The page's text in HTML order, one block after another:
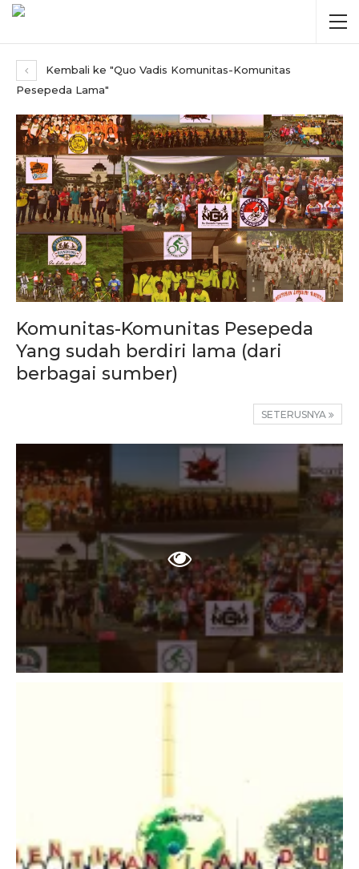
Kembali ke "Quo Vadis Komunitas-Komunitas
Pesepeda Lama"
Komunitas-Komunitas Pesepeda
Yang sudah berdiri lama (dari
berbagai sumber)
SETERUSNYA